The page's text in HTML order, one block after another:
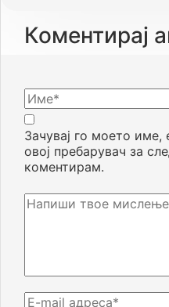
Коментирај
Зачувај го моето
овој пребарувач за
коментирам.